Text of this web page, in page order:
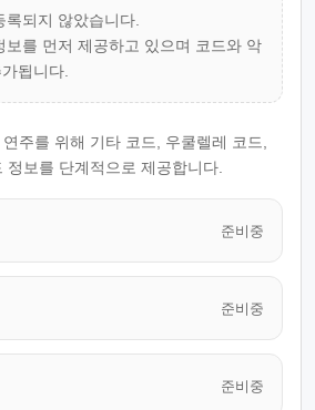
되지 않았습니다.
보를 먼저 제공하고 있으며 코드와 악
됩니다.
주를 위해 기타 코드, 우쿨렐레 코드,
정보를 단계적으로 제공합니다.
준비중
준비중
준비중